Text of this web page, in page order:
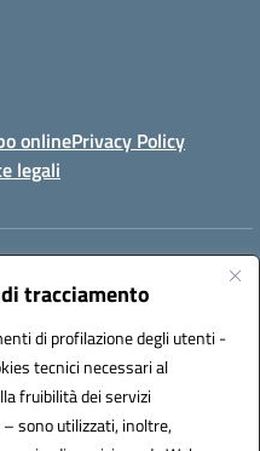
tracciamento
di profilazione degli utenti -
tecnici necessari al
fruibilità dei servizi
sono utilizzati, inoltre,
onlinePrivacy Policy
legali
leic81300l@istruzione.it